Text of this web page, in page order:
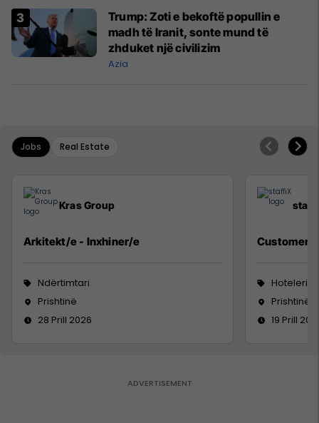
Trump: Zoti e bekoftë popullin e
madh të Iranit, sonte mund të
zhduket një civilizim
Azia
Jobs Real Estate
Kras Group
Arkitekt/e - Inxhiner/e
Ndërtimtari
Prishtinë
28 Prill 2026
Customer
Hoteleri
Prishtinë
19 Prill